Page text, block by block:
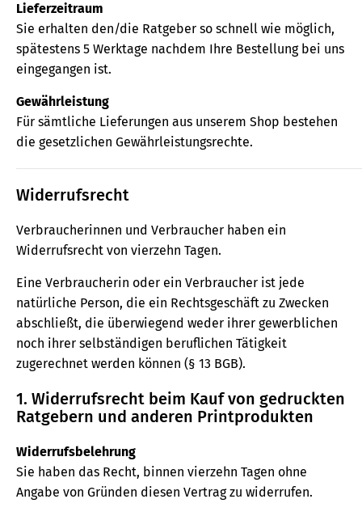
Lieferzeitraum
Sie erhalten den/die Ratgeber so schnell wie möglich,
spätestens 5 Werktage nachdem Ihre Bestellung bei uns
eingegangen ist.
Gewährleistung
Für sämtliche Lieferungen aus unserem Shop bestehen
die gesetzlichen Gewährleistungsrechte.
Widerrufsrecht
Verbraucherinnen und Verbraucher haben ein
Widerrufsrecht von vierzehn Tagen.
Eine Verbraucherin oder ein Verbraucher ist jede
natürliche Person, die ein Rechtsgeschäft zu Zwecken
abschließt, die überwiegend weder ihrer gewerblichen
noch ihrer selbständigen beruflichen Tätigkeit
zugerechnet werden können (§ 13 BGB).
1. Widerrufsrecht beim Kauf von gedruckten
Ratgebern und anderen Printprodukten
Widerrufsbelehrung
Sie haben das Recht, binnen vierzehn Tagen ohne
Angabe von Gründen diesen Vertrag zu widerrufen.